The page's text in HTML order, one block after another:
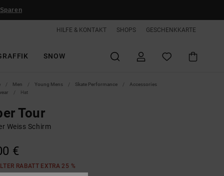
HILFE & KONTAKT SHOPS GESCHENKKARTE
SNOW
Men Young Mens Skate Performance
Accessories
Hat
Tour
Weiss Schirm
€
RABATT EXTRA 25 %